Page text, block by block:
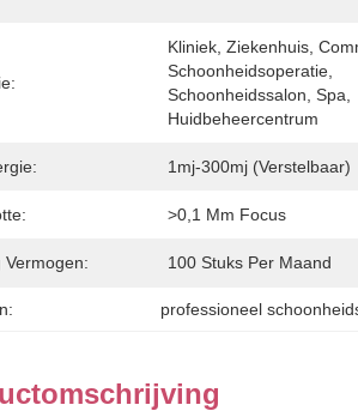
Kliniek, Ziekenhuis,
Schoonheidsoperatie,
Schoonheidssalon, Spa,
Huidbeheercentrum
1mj-300mj (verstelbaar)
>0,1 Mm Focus
Vermogen: 100 Stuks Per Maand
professioneel